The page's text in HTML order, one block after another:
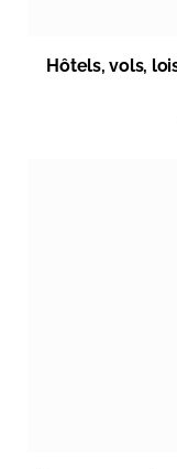
Hôtels, vols,